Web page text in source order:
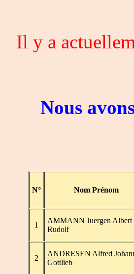
Il y a
Nous
N° Nom Prénom
1
AMMANN Juergen Albert
Rudolf
2
ANDRESEN Alfred
Gottlieb